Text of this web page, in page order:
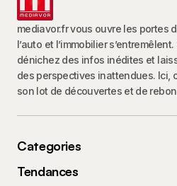
mediavor.fr vous ouvre les portes
l’auto et l’immobilier
dénichez des infos inédites et
des perspectives inattendues. Ici,
son lot de découvertes et de
Categories
Tendances